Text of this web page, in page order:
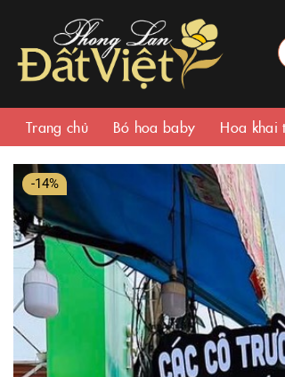
dung
Trang chủ Bó hoa baby Hoa khai
-14%